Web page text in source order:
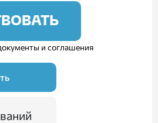
и соглашения